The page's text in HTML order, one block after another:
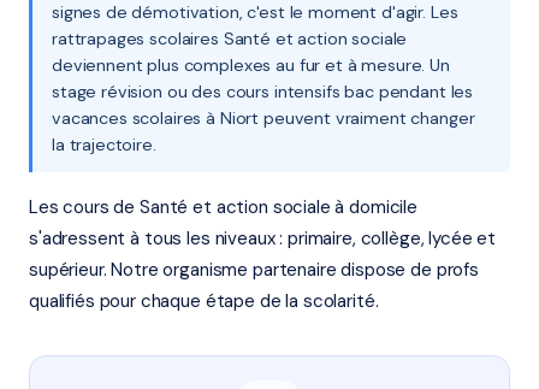
signes de démotivation, c'est le moment d'agir. Les
rattrapages scolaires Santé et action sociale
deviennent plus complexes au fur et à mesure. Un
stage révision ou des cours intensifs bac pendant les
vacances scolaires à Niort peuvent vraiment changer
la trajectoire.
Les cours de Santé et action sociale à domicile
s'adressent à tous les niveaux : primaire, collège, lycée et
supérieur. Notre organisme partenaire dispose de profs
qualifiés pour chaque étape de la scolarité.